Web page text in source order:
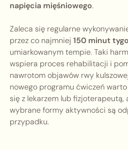
napięcia mięśniowego.
Zaleca się regularne
przez co najmniej 150 minut
umiarkowanym tempie. Taki
wspiera proces rehabilitacji i
nawrotom objawów rwy
nowego programu ćwiczeń
się z lekarzem lub fizjoterapeutą,
wybrane formy aktywności są
przypadku.